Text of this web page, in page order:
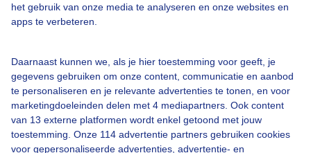
het gebruik van onze media te analyseren en onze websites en
apps te verbeteren.
Daarnaast kunnen we, als je hier toestemming voor geeft, je
gegevens gebruiken om onze content, communicatie en aanbod
te personaliseren en je relevante advertenties te tonen, en voor
marketingdoeleinden delen met 4 mediapartners. Ook content
van 13 externe platformen wordt enkel getoond met jouw
toestemming. Onze 114 advertentie partners gebruiken cookies
voor gepersonaliseerde advertenties, advertentie- en
Toegankelijkheid
Buienradar Team
Privacy beleid
Cookie beleid
Privacy instellingen